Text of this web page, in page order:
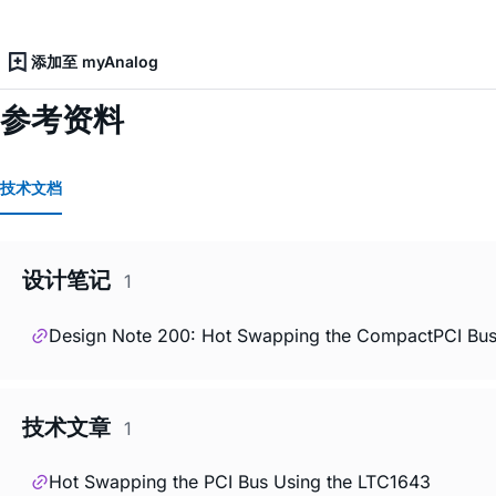
添加至 myAnalog
参考资料
技术文档
设计笔记 1
Design Note 200: Hot Swapping the CompactPCI Bus
技术文章 1
Hot Swapping the PCI Bus Using the LTC1643